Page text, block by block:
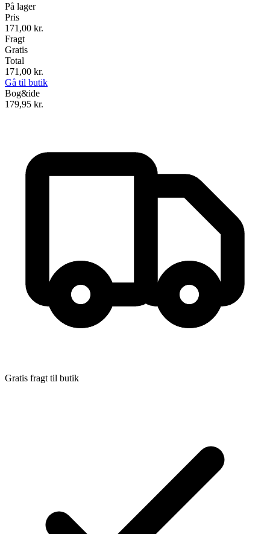
På lager
Pris
171,00 kr.
Fragt
Gratis
Total
171,00 kr.
Gå til butik
Bog&ide
179,95 kr.
Gratis fragt til butik